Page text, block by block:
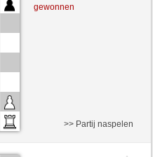
gewonnen
>> Partij naspelen